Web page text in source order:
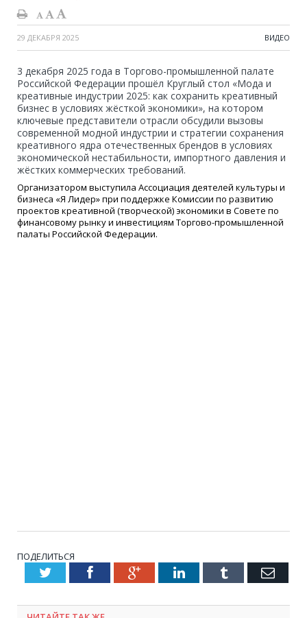
29 ДЕКАБРЯ 2025 ВИДЕО
3 декабря 2025 года в Торгово-промышленной палате
Российской Федерации прошёл Круглый стол «Мода и
креативные индустрии 2025: как сохранить креативный
бизнес в условиях жёсткой экономики», на котором
ключевые представители отрасли обсудили вызовы
современной модной индустрии и стратегии сохранения
креативного ядра отечественных брендов в условиях
экономической нестабильности, импортного давления и
жёстких коммерческих требований.
Организатором выступила Ассоциация деятелей культуры и
бизнеса «Я Лидер» при поддержке Комиссии по развитию
проектов креативной (творческой) экономики в Совете по
финансовому рынку и инвестициям Торгово-промышленной
палаты Российской Федерации.
ПОДЕЛИТЬСЯ
TwitterFacebookGoogle+LinkedInTumblr Email